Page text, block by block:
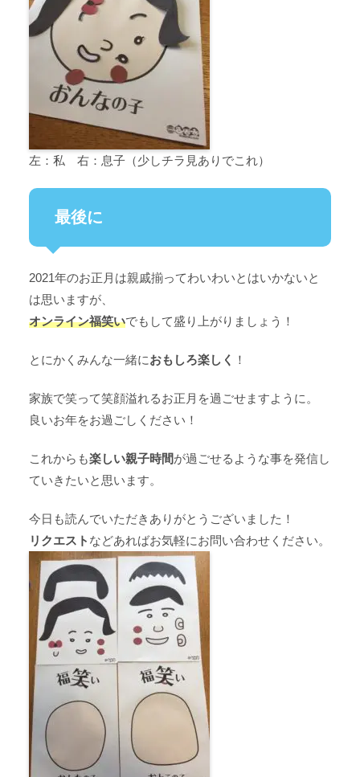
左：私 右：息子（少しチラ見ありでこれ）
最後に
2021年のお正月は親戚揃ってわいわいとはいかないと
は思いますが、
オンライン福笑いでもして盛り上がりましょう！
とにかくみんな一緒におもしろ楽しく ！
家族で笑って笑顔溢れるお正月を過ごせますように。
良いお年をお過ごしください！
これからも楽しい親子時間が過ごせるような事を発信し
ていきたいと思います。
今日も読んでいただきありがとうございました！
リクエスト などあればお気軽にお問い合わせください。